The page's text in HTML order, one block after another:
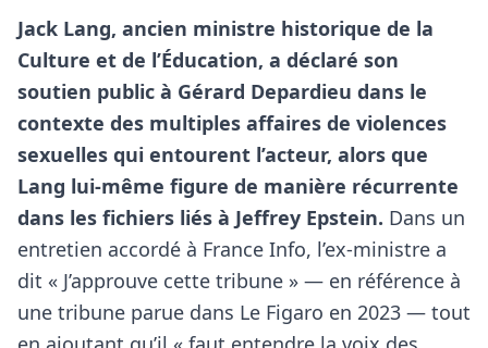
Jack Lang, ancien ministre historique de la
Culture et de l’Éducation, a déclaré son
soutien public à Gérard Depardieu dans le
contexte des multiples affaires de violences
sexuelles qui entourent l’acteur, alors que
Lang lui-même figure de manière récurrente
dans les fichiers liés à Jeffrey Epstein. Dans un
entretien accordé à France Info, l’ex-ministre a
dit « J’approuve cette tribune » — en référence à
une tribune parue dans Le Figaro en 2023 — tout